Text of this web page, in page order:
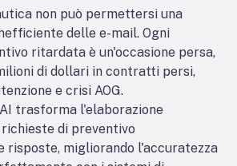
non può permettersi una
delle e-mail. Ogni
ritardata è un'occasione persa,
di dollari in contratti persi,
e crisi AOG.
trasforma l'elaborazione
di preventivo
risposte, migliorando l'accuratezza